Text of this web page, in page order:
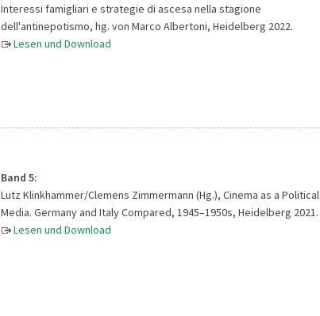
Interessi famigliari e strategie di ascesa nella stagione
dell'antinepotismo, hg. von Marco Albertoni, Heidelberg 2022.
Lesen und Download
Band 5:
Lutz Klinkhammer/Clemens Zimmermann (Hg.), Cinema as a Political
Media. Germany and Italy Compared, 1945–1950s, Heidelberg 2021.
Lesen und Download